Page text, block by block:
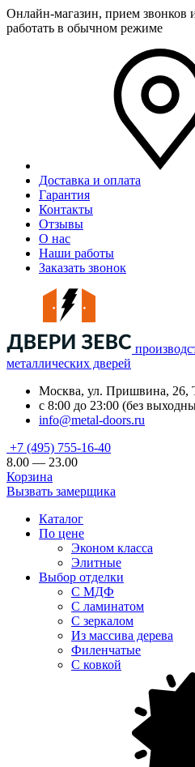
Онлайн-магазин, прием звонков
работать в обычном режиме
Доставка и оплата
Гарантия
Контакты
Отзывы
О нас
Наши работы
Заказать звонок
металлических дверей
Москва, ул. Пришвина,
с 8:00 до 23:00 (без
info@metal-doors.ru
+7 (495) 755-16-40
8.00 — 23.00
Корзина
Вызвать замерщика
Каталог
По цене
Эконом класса
Элитные
Выбор отделки
С МДФ
С ламинатом
С зеркалом
Из массива дерева
Филенчатые
С ковкой